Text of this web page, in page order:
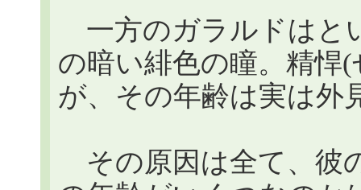
一方のガラルドはと
の暗い緋色の瞳。精悍
が、その年齢は実は外
その原因は全て、彼